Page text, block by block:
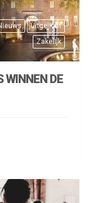
Uitgelicht
Zakelijk
WINNEN DE